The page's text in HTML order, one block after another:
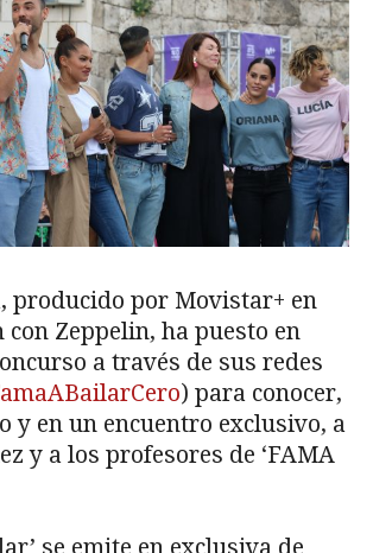
directo en el dial 29 de
como en Youtube.
con Fama